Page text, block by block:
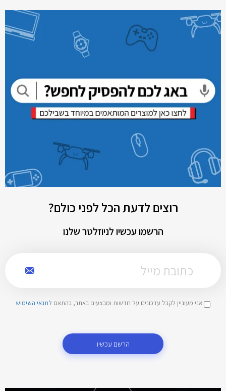
רוצים לדעת הכל לפני כולם?
הרשמו עכשיו לניוזלטר שלנו
אני מעוניין לקבל עדכונים על חדשות ומבצעים באתר, בהתאם לתנאי השימוש
הרשם עכשיו